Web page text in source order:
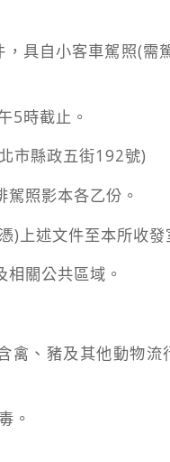
具自小客車駕照(需
5時截止。
市縣政五街192號)
照影本各乙份。
)上述文件至本所收發
關公共區域。
禽、豬及其他動物流
。